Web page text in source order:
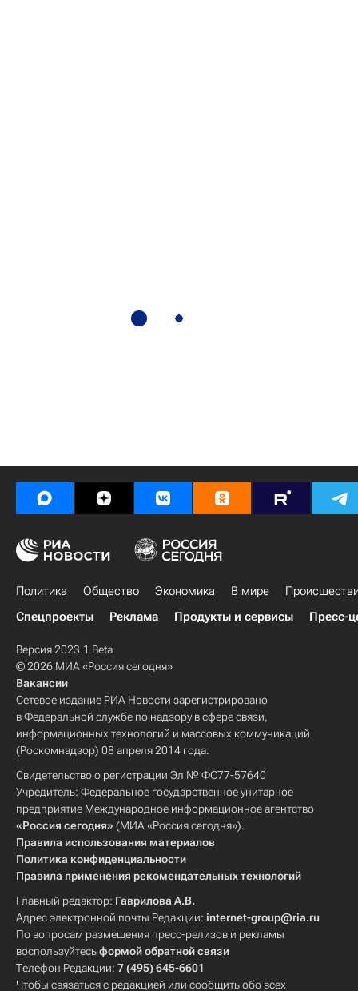
Политика Общество Экономика В мире
Спецпроекты
Реклама Продукты и сервисы Пресс-
Версия 2023.1 Beta
© 2026 МИА «Россия сегодня»
Вакансии
Сетевое издание РИА Новости зарегистрировано
в Федеральной службе по надзору в сфере связи,
информационных технологий и массовых коммуникаций
(Роскомнадзор) 08 апреля 2014 года.
Свидетельство о регистрации Эл № ФС77-57640
Учредитель: Федеральное государственное унитарное
предприятие Международное информационное агентство
«Россия сегодня» (МИА «Россия сегодня»).
Правила использования материалов
Политика конфиденциальности
Правила применения рекомендательных технологий
Главный редактор: Гаврилова А.В.
Адрес электронной почты Редакции: internet-group@ria.ru
По вопросам размещения пресс-релизов и рекламы
воспользуйтесьформой обратной связи
Телефон Редакции: 7 (495) 645-6601
Чтобы связаться с редакцией или сообщить обо всех